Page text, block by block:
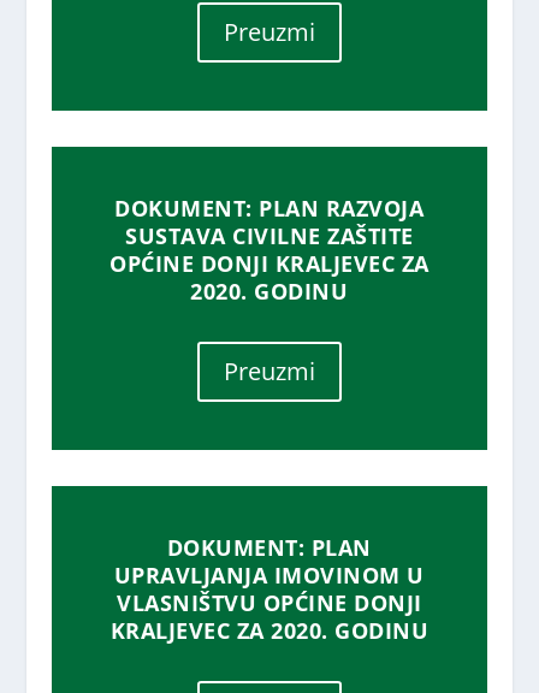
Preuzmi
DOKUMENT: PLAN RAZVOJA
SUSTAVA CIVILNE ZAŠTITE
OPĆINE DONJI KRALJEVEC ZA
2020. GODINU
Preuzmi
DOKUMENT: PLAN
UPRAVLJANJA IMOVINOM U
VLASNIŠTVU OPĆINE DONJI
KRALJEVEC ZA 2020. GODINU